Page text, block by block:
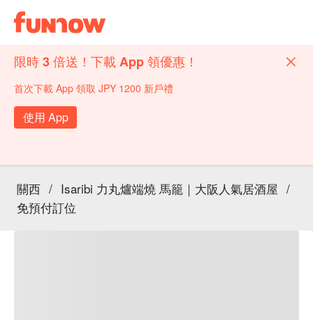
限時 3 倍送！下載 App 領優惠！
首次下載 App 領取 JPY 1200 新戶禮
使用 App
關西 / Isaribi 力丸爐端燒 馬籠｜大阪人氣居酒屋 /
免預付訂位